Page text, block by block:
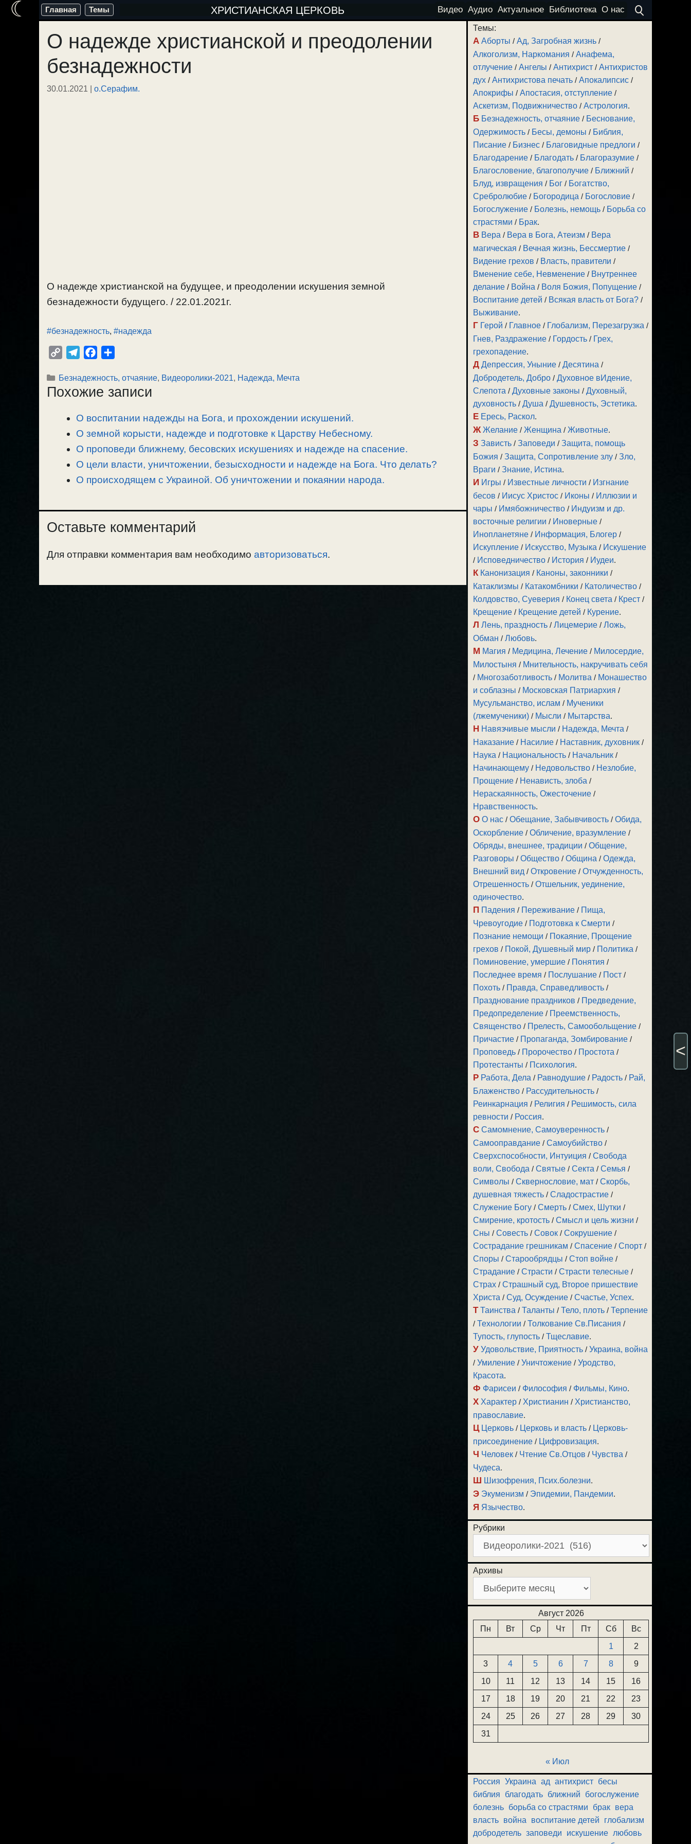
Перейти
содержимому
Главная Темы ХРИСТИАНСКАЯ ЦЕРКОВЬ Видео Аудио Актуальное Библиотека О нас
О надежде христианской и преодолении
безнадежности
30.01.2021 | о.Серафим.
О надежде христианской на будущее, и преодолении искушения земной
безнадежности будущего. / 22.01.2021г.
#безнадежность, #надежда
p
y
l
e
r
a
m
c
e
o
o
k
п
р
в
и
т
Рубрики
Безнадежность, отчаяние, Видеоролики-2021, Надежда, Мечта
Похожие записи
О воспитании надежды на Бога, и прохождении искушений.
О земной корысти, надежде и подготовке к Царству Небесному.
О проповеди ближнему, бесовских искушениях и надежде на спасение.
О цели власти, уничтожении, безысходности и надежде на Бога. Что делать?
О происходящем с Украиной. Об уничтожении и покаянии народа.
Оставьте комментарий
Для отправки комментария вам необходимо авторизоваться.
Темы:
А Аборты /Ад, Загробная жизнь /
Алкоголизм, Наркомания /Анафема,
отлучение /Ангелы /Антихрист /Антихристов
дух /Антихристова печать /Апокалипсис /
Апокрифы /Апостасия, отступление /
Аскетизм, Подвижничество /Астрология.
Б Безнадежность, отчаяние / Беснование,
Одержимость / Бесы, демоны / Библия,
Писание / Бизнес / Благовидные предлоги /
Благодарение / Благодать / Благоразумие /
Благословение, благополучие / Ближний /
Блуд, извращения / Бог / Богатство,
Сребролюбие / Богородица / Богословие /
Богослужение / Болезнь, немощь / Борьба со
страстями / Брак.
В Вера / Вера в Бога, Атеизм / Вера
магическая / Вечная жизнь, Бессмертие /
Видение грехов / Власть, правители /
Вменение себе, Невменение / Внутреннее
делание / Война / Воля Божия, Попущение /
Воспитание детей / Всякая власть от Бога? /
Выживание.
Г Герой / Главное / Глобализм, Перезагрузка /
Гнев, Раздражение / Гордость / Грех,
грехопадение.
Д Депрессия, Уныние /Десятина /
Добродетель, Добро /Духовное вИдение,
Слепота /Духовные законы /Духовный,
духовность /Душа /Душевность, Эстетика.
Е Ересь, Раскол.
Ж Желание /Женщина /Животные.
З Зависть /Заповеди /Защита, помощь
Божия /Защита, Сопротивление злу /Зло,
Враги /Знание, Истина.
И Игры / Известные личности / Изгнание
бесов / Иисус Христос / Иконы / Иллюзии и
чары / Имябожничество / Индуизм и др.
восточные религии / Иноверные /
Инопланетяне / Информация, Блогер /
Искупление / Искусство, Музыка / Искушение
/ Исповедничество / История / Иудеи.
К Канонизация / Каноны, законники /
Катаклизмы / Катакомбники / Католичество /
Колдовство, Суеверия / Конец света / Крест /
Крещение / Крещение детей / Курение.
Л Лень, праздность /Лицемерие /Ложь,
Обман /Любовь.
М Магия / Медицина, Лечение / Милосердие,
Милостыня / Мнительность, накручивать себя
/ Многозаботливость / Молитва / Монашество
и соблазны / Московская Патриархия /
Мусульманство, ислам / Мученики
(лжемученики) / Мысли / Мытарства.
Н Навязчивые мысли / Надежда, Мечта /
Наказание / Насилие / Наставник, духовник /
Наука / Национальность / Начальник /
Начинающему / Недовольство / Незлобие,
Прощение / Ненависть, злоба /
Нераскаянность, Ожесточение /
Нравственность.
О О нас /Обещание, Забывчивость /Обида,
Оскорбление /Обличение, вразумление /
Обряды, внешнее, традиции /Общение,
Разговоры /Общество /Община /Одежда,
Внешний вид /Откровение /Отчужденность,
Отрешенность /Отшельник, уединение,
одиночество.
П Падения / Переживание / Пища,
Чревоугодие / Подготовка к Смерти /
Познание немощи / Покаяние, Прощение
грехов / Покой, Душевный мир / Политика /
Поминовение, умершие / Понятия /
Последнее время / Послушание / Пост /
Похоть / Правда, Справедливость /
Празднование праздников / Предведение,
Предопределение / Преемственность,
Священство / Прелесть, Самообольщение /
Причастие / Пропаганда, Зомбирование /
Проповедь / Пророчество / Простота /
Протестанты / Психология.
Р Работа, Дела / Равнодушие / Радость / Рай,
Блаженство / Рассудительность /
Реинкарнация / Религия / Решимость, сила
ревности / Россия.
С Самомнение, Самоуверенность /
Самооправдание /Самоубийство /
Сверхспособности, Интуиция /Свобода
воли, Свобода /Святые /Секта /Семья /
Символы /Сквернословие, мат /Скорбь,
душевная тяжесть /Сладострастие /
Служение Богу /Смерть /Смех, Шутки /
Смирение, кротость /Смысл и цель жизни /
Сны /Совесть /Совок /Сокрушение /
Сострадание грешникам /Спасение /Спорт /
Споры /Старообрядцы /Стоп войне /
Страдание /Страсти /Страсти телесные /
Страх /Страшный суд, Второе пришествие
Христа /Суд, Осуждение /Счастье, Успех.
Т Таинства /Таланты /Тело, плоть /Терпение
/Технологии /Толкование Св.Писания /
Тупость, глупость /Тщеславие.
У Удовольствие, Приятность /Украина, война
/Умиление /Уничтожение /Уродство,
Красота.
Ф Фарисеи / Философия / Фильмы, Кино.
Х Характер / Христианин / Христианство,
православие.
Ц Церковь / Церковь и власть / Церковь-
присоединение / Цифровизация.
Ч Человек / Чтение Св.Отцов / Чувства /
Чудеса.
Ш Шизофрения, Псих.болезни.
Э Экуменизм / Эпидемии, Пандемии.
Я Язычество.
Рубрики
Архивы
Август 2026
Пн
Вт Ср Чт Пт Сб
Вс
1
2
3
4 5 6 7 8
9
10
11 12 13 14 15
16
17
18 19 20 21 22
23
24
25 26 27 28 29
30
31
« Июл
Россия Украина ад антихрист бесы
библия
благодать ближний
богослужение
болезнь борьба со страстями брак вера
власть война воспитание детей
глобализм
добродетель заповеди искушение любовь
☾
<